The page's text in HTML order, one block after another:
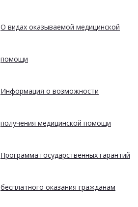
О видах оказываемой медицинской
помощи
Информация о возможности
получения медицинской помощи
Программа государственных гарантий
бесплатного оказания гражданам